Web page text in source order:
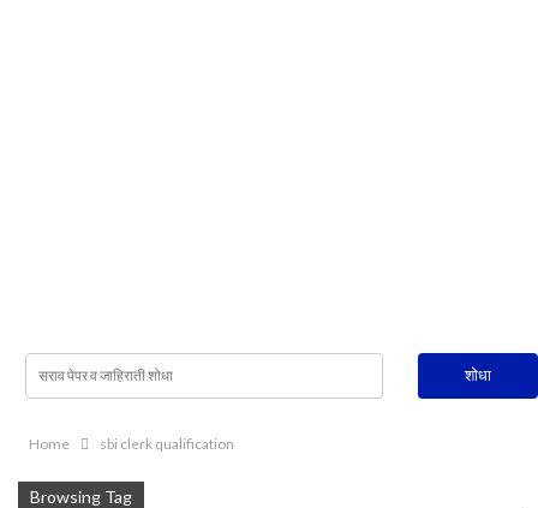
Home sbi clerk qualification
Browsing Tag